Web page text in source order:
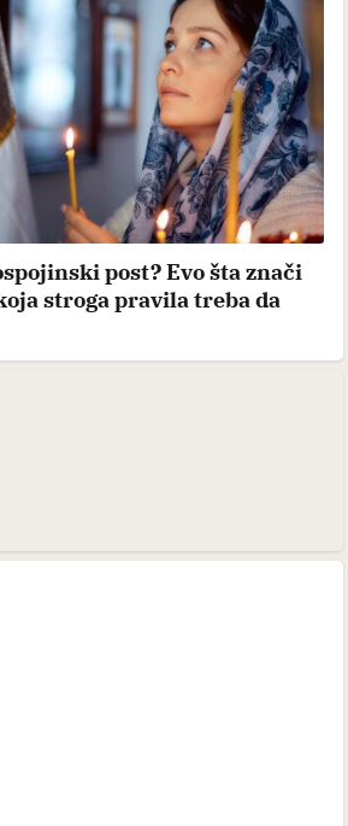
post? Evo šta znači
stroga pravila treba da